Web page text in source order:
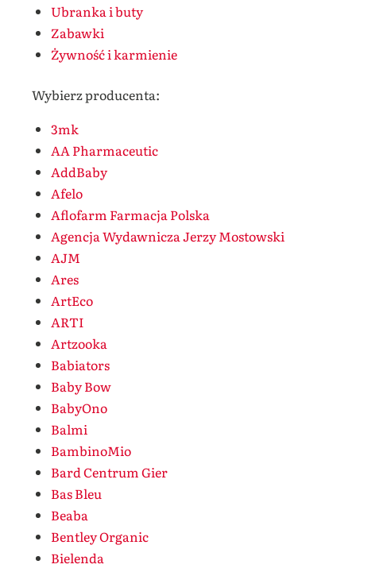
Ubranka i buty
Zabawki
Żywność i karmienie
Wybierz producenta:
3mk
AA Pharmaceutic
AddBaby
Afelo
Aflofarm Farmacja Polska
Agencja Wydawnicza Jerzy Mostowski
AJM
Ares
ArtEco
ARTI
Artzooka
Babiators
Baby Bow
BabyOno
Balmi
BambinoMio
Bard Centrum Gier
Bas Bleu
Beaba
Bentley Organic
Bielenda